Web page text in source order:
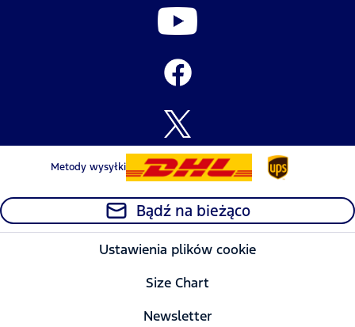
Metody wysyłki
Bądź na bieżąco
Ustawienia plików cookie
Size Chart
Newsletter